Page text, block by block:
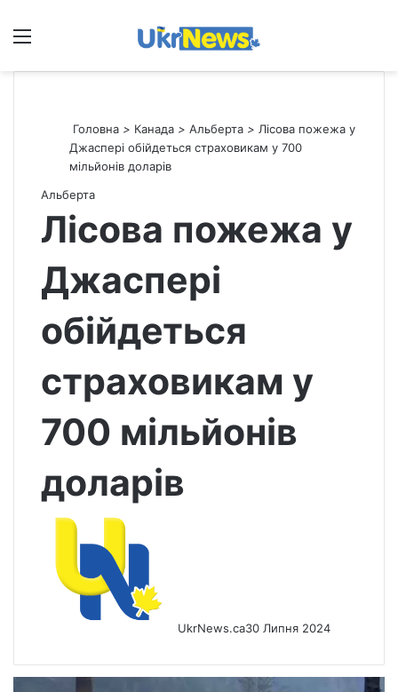
Меню
Головна > Канада > Альберта > Лісова пожежа у
Джаспері обійдеться страховикам у 700
мільйонів доларів
Альберта
Лісова пожежа у
Джаспері
обійдеться
страховикам у
700 мільйонів
доларів
UkrNews.ca30 Липня 2024